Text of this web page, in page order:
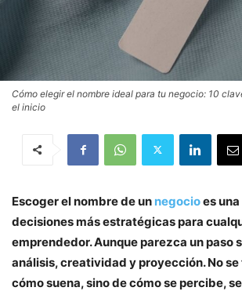
Cómo elegir el nombre ideal para tu negocio: 10
el inicio
Escoger el nombre de un negocioes
decisiones más estratégicas para
emprendedor. Aunque parezca un paso
análisis, creatividad y proyección. No
cómo suena, sino de cómo se percibe,